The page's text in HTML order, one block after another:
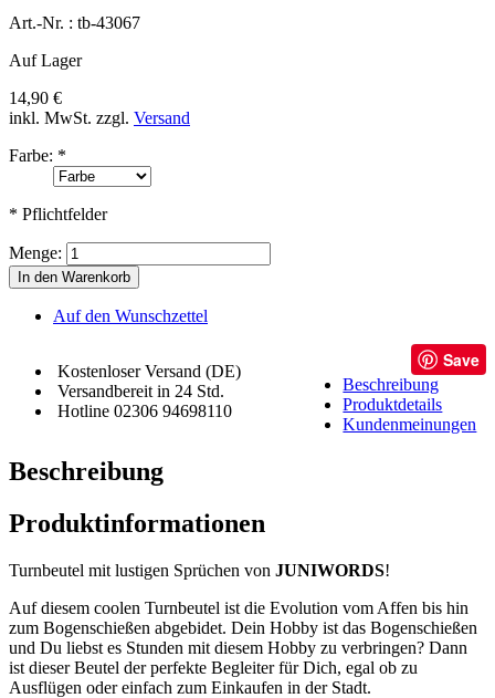
Art.-Nr. : tb-43067
Auf Lager
14,90 €
inkl. MwSt. zzgl. Versand
Farbe: *
* Pflichtfelder
Menge:
In den Warenkorb
Auf den Wunschzettel
Kostenloser Versand (DE)
Versandbereit in 24 Std.
Hotline 02306 94698110
Save
Beschreibung
Produktdetails
Kundenmeinungen
Beschreibung
Produktinformationen
Turnbeutel mit lustigen Sprüchen von JUNIWORDS!
Auf diesem coolen Turnbeutel ist die Evolution vom Affen bis hin
zum Bogenschießen abgebidet. Dein Hobby ist das Bogenschießen
und Du liebst es Stunden mit diesem Hobby zu verbringen? Dann
ist dieser Beutel der perfekte Begleiter für Dich, egal ob zu
Ausflügen oder einfach zum Einkaufen in der Stadt.